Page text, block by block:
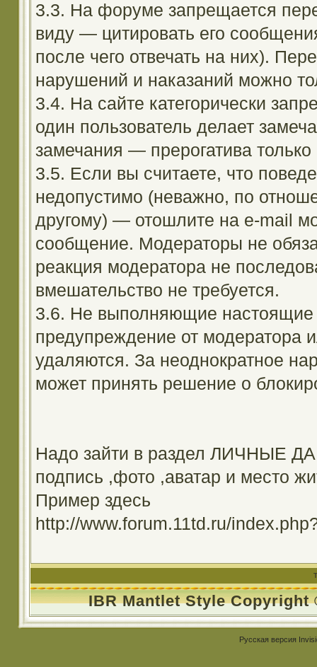
3.3. На форуме запрещается
виду — цитировать его
после чего отвечать на них).
нарушений и наказаний можно
3.4. На сайте категорически
один пользователь делает
замечания — прерогатива
3.5. Если вы считаете, что
недопустимо (неважно, по
другому) — отошлите на e-mail
сообщение. Модераторы не
реакция модератора не
вмешательство не требуется.
3.6. Не выполняющие настоящие
предупреждение от модератора
удаляются. За неоднократное
может принять решение о
Надо зайти в раздел ЛИЧНЫЕ
подпись ,фото ,аватар и место
Пример здесь
http://www.forum.11td.ru/
IBR Mantlet Style Copyright
Русская версия